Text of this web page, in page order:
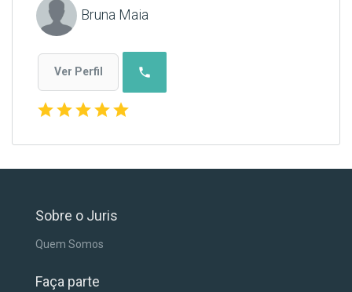
Bruna Maia
Ver Perfil phone
starstarstarstarstar
Sobre o Juris
Quem Somos
Faça parte